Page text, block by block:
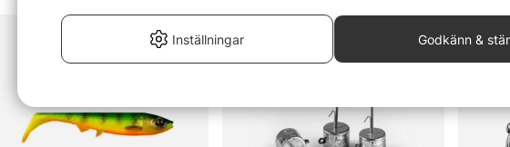
Inställningar Godkänn &